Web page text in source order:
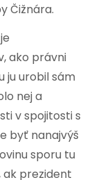
Čižnára.
ako právni
ju urobil sám
nej a
v spojitosti s
byť nanajvýš
sporu tu
ak prezident